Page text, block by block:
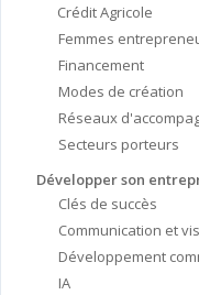
Crédit Agricole
Femmes
Financement
Modes de création
Réseaux
Secteurs porteurs
Développer son
Clés de succès
Communication et
Développement
IA